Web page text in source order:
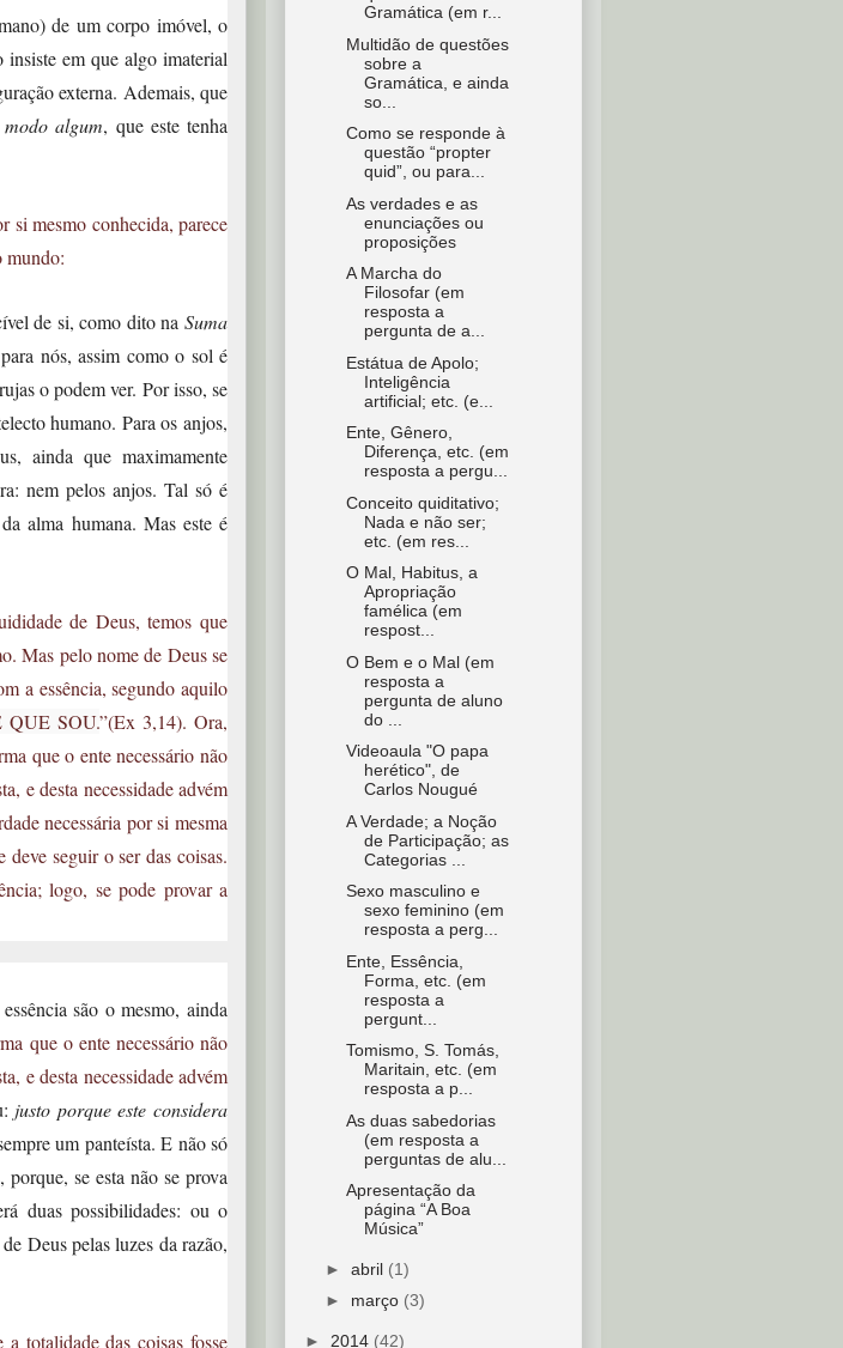
de um corpo imóvel, o
insiste em que algo imaterial
externa. Ademais, que
algum, que este tenha
si mesmo conhecida, parece
mundo:
de si, como dito na Suma
nós, assim como o sol é
o podem ver. Por isso, se
humano. Para os anjos,
ainda que maximamente
nem pelos anjos. Tal só é
alma humana. Mas este é
de Deus, temos que
Mas pelo nome de Deus se
a essência, segundo aquilo
QUE SOU.”(Ex 3,14). Ora,
que o ente necessário não
e desta necessidade advém
necessária por si mesma
seguir o ser das coisas.
logo, se pode provar a
são o mesmo, ainda
que o ente necessário não
e desta necessidade advém
justo porque este considera
um panteísta. E não só
se esta não se prova
duas possibilidades: ou o
Deus pelas luzes da razão,
totalidade das coisas fosse
Gramática (em r...
Multidão de questões
sobre a
Gramática, e ainda
so...
Como se responde à
questão “propter
quid”, ou para...
As verdades e as
enunciações ou
proposições
A Marcha do
Filosofar (em
resposta a
pergunta de a...
Estátua de Apolo;
Inteligência
artificial; etc. (e...
Ente, Gênero,
Diferença, etc. (em
resposta a pergu...
Conceito quiditativo;
Nada e não ser;
etc. (em res...
O Mal, Habitus, a
Apropriação
famélica (em
respost...
O Bem e o Mal (em
resposta a
pergunta de aluno
do ...
Videoaula "O papa
herético", de
Carlos Nougué
A Verdade; a Noção
de Participação; as
Categorias ...
Sexo masculino e
sexo feminino (em
resposta a perg...
Ente, Essência,
Forma, etc. (em
resposta a
pergunt...
Tomismo, S. Tomás,
Maritain, etc. (em
resposta a p...
As duas sabedorias
(em resposta a
perguntas de alu...
Apresentação da
página “A Boa
Música”
► abril (1)
► março (3)
► 2014 (42)